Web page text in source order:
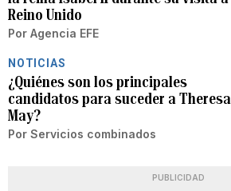
Reino Unido
Por Agencia EFE
NOTICIAS
¿Quiénes son los principales
candidatos para suceder a Theresa
May?
Por Servicios combinados
PUBLICIDAD